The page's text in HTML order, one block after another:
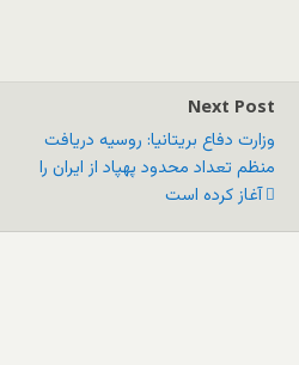
Next Post
وزارت دفاع بریتانیا: روسیه دریافت
منظم تعداد محدود پهپاد از ایران را
آغاز کرده است